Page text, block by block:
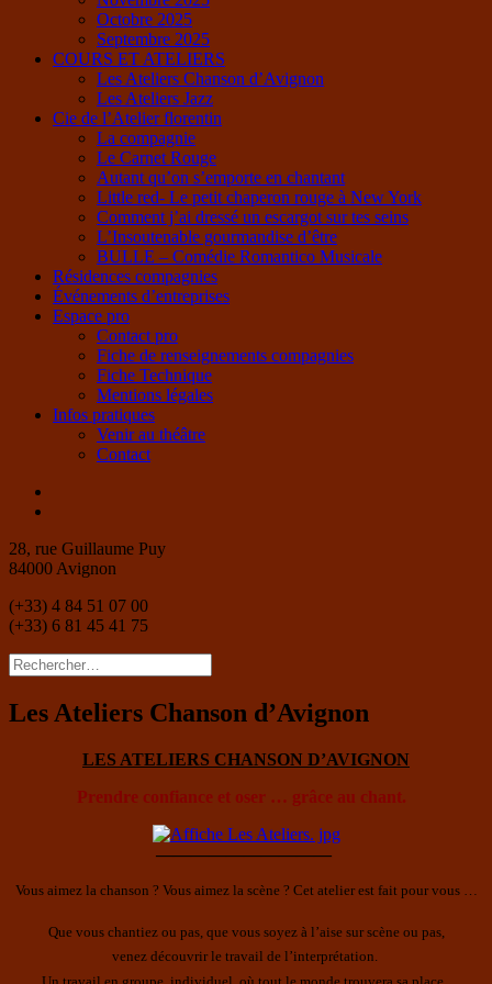
Octobre 2025
Septembre 2025
COURS ET ATELIERS
Les Ateliers Chanson d’Avignon
Les Ateliers Jazz
Cie de l’Atelier florentin
La compagnie
Le Carnet Rouge
Autant qu’on s’emporte en chantant
Little red- Le petit chaperon rouge à New York
Comment j’ai dressé un escargot sur tes seins
L’Insoutenable gourmandise d’être
BULLE – Comédie Romantico Musicale
Résidences compagnies
Événements d’entreprises
Espace pro
Contact pro
Fiche de renseignements compagnies
Fiche Technique
Mentions légales
Infos pratiques
Venir au théâtre
Contact
28, rue Guillaume Puy
84000 Avignon
(+33) 4 84 51 07 00
(+33) 6 81 45 41 75
Rechercher :
Les Ateliers Chanson d’Avignon
LES ATELIERS CHANSON D’AVIGNON
Prendre confiance et oser … grâce au chant.
——————————
Vous aimez la chanson ? Vous aimez la scène ? Cet atelier est fait pour vous …
Que vous chantiez ou pas, que vous soyez à l’aise sur scène ou pas,
venez découvrir le travail de l’interprétation.